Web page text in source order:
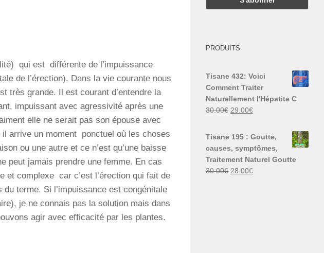
qui est différente de l’impuissance
de l’érection). Dans la vie courante nous
très grande. Il est courant d’entendre la
impuissant avec agressivité après une
elle ne serait pas son épouse avec
il arrive un moment ponctuel où les choses
ou une autre et ce n’est qu’une baisse
peut jamais prendre une femme. En cas
et complexe car c’est l’érection qui fait de
terme. Si l’impuissance est congénitale
je ne connais pas la solution mais dans
agir avec efficacité par les plantes.
PRODUITS
Tisane 432: Voici
Comment Traiter
Naturellement l'Hépatite C
30.00€ Le
30.00€.
29.00€Le
est :
Tisane 195 : Goutte,
causes, symptômes,
Traitement Naturel Goutte
30.00€ Le
28.00€Le